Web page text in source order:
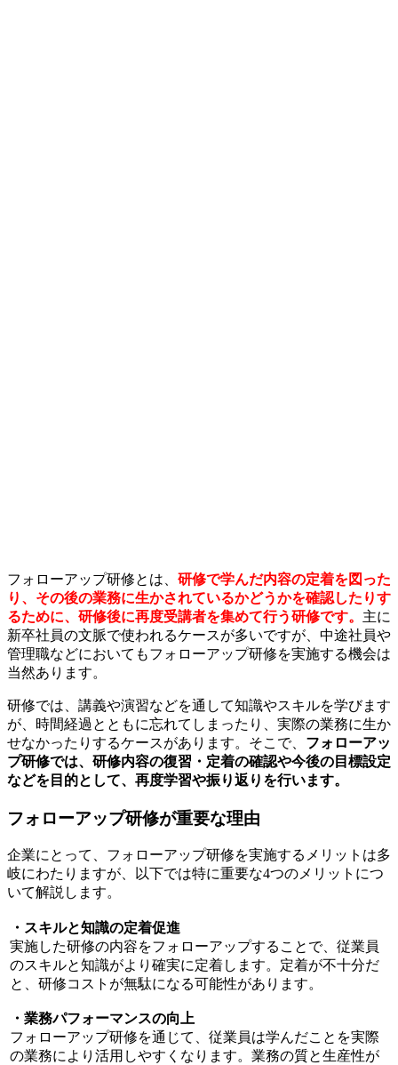
フォローアップ研修とは、 研修で学んだ内容の定着を図った
り、その後の業務に生かされているかどうかを確認したりす
るために、研修後に再度受講者を集めて行う研修です。 主に
新卒社員の文脈で使われるケースが多いですが、中途社員や
管理職などにおいてもフォローアップ研修を実施する機会は
当然あります。
研修では、講義や演習などを通して知識やスキルを学びます
が、時間経過とともに忘れてしまったり、実際の業務に生か
せなかったりするケースがあります。そこで、 フォローアッ
プ研修では、研修内容の復習・定着の確認や今後の目標設定
などを目的として、再度学習や振り返りを行います。
フォローアップ研修が重要な理由
企業にとって、フォローアップ研修を実施するメリットは多
岐にわたりますが、以下では特に重要な4つのメリットにつ
いて解説します。
・スキルと知識の定着促進
実施した研修の内容をフォローアップすることで、従業員
のスキルと知識がより確実に定着します。定着が不十分だ
と、研修コストが無駄になる可能性があります。
・業務パフォーマンスの向上
フォローアップ研修を通じて、従業員は学んだことを実際
の業務により活用しやすくなります。業務の質と生産性が